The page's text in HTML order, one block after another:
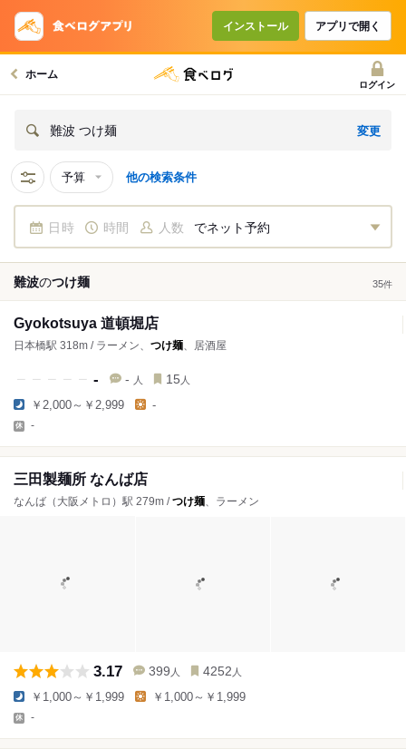
インストール アプリで開く
ホーム
ログイン
難波 つけ麺 変更
予算 他の検索条件
日時 時間 人数 でネット予約
難波のつけ麺 35件
Gyokotsuya 道頓堀店
日本橋駅 318m / ラーメン、 つけ麺、居酒屋
- - 人 15 人
￥2,000～￥2,999 -
-
三田製麺所 なんば店
なんば（大阪メトロ）駅 279m /つけ麺、ラーメン
3.17 399 人 4252 人
￥1,000～￥1,999 ￥1,000～￥1,999
-